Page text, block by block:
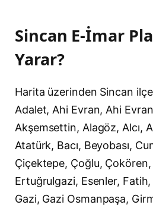
Sincan E-İmar
Yarar?
Harita üzerinden Sincan
Adalet, Ahi Evran, Ahi
Akşemsettin, Alagöz, Alcı,
Atatürk, Bacı, Beyobası,
Çiçektepe, Çoğlu, Çokören,
Ertuğrulgazi, Esenler,
Gazi, Gazi Osmanpaşa,